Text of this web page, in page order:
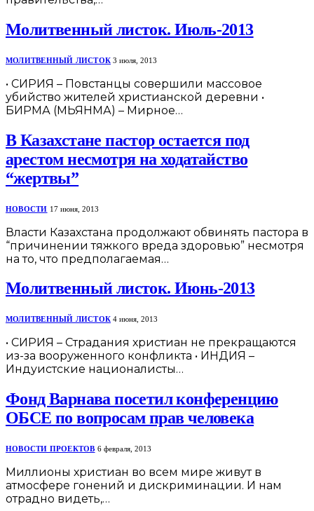
Молитвенный листок. Июль-2013
МОЛИТВЕННЫЙ ЛИСТОК 3 июля, 2013
• СИРИЯ – Повстанцы совершили массовое
убийство жителей христианской деревни •
БИРМА (МЬЯНМА) – Мирное…
В Казахстане пастор остается под
арестом несмотря на ходатайство
“жертвы”
НОВОСТИ 17 июня, 2013
Власти Казахстана продолжают обвинять пастора в
“причинении тяжкого вреда здоровью” несмотря
на то, что предполагаемая…
Молитвенный листок. Июнь-2013
МОЛИТВЕННЫЙ ЛИСТОК 4 июня, 2013
• СИРИЯ – Страдания христиан не прекращаются
из-за вооруженного конфликта • ИНДИЯ –
Индуистские националисты…
Фонд Варнава посетил конференцию
ОБСЕ по вопросам прав человека
НОВОСТИ ПРОЕКТОВ 6 февраля, 2013
Миллионы христиан во всем мире живут в
атмосфере гонений и дискриминации. И нам
отрадно видеть,…